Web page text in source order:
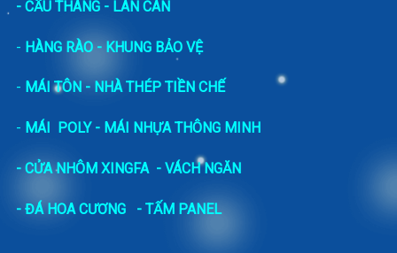
- CẦU THANG - LAN CAN
- HÀNG RÀO - KHUNG BẢO VỆ
- MÁI TÔN - NHÀ THÉP TIỀN CHẾ
- MÁI POLY - MÁI NHỰA THÔNG MINH
- CỬA NHÔM XINGFA - VÁCH NGĂN
- ĐÁ HOA CƯƠNG - TẤM PANEL